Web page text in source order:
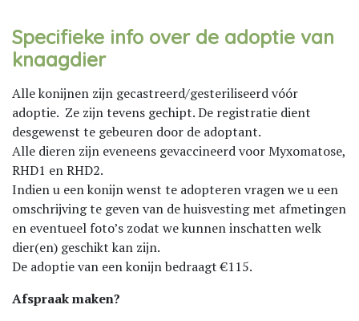
Specifieke info over de adoptie van
knaagdier
Alle konijnen zijn gecastreerd/gesteriliseerd vóór
adoptie. Ze zijn tevens gechipt. De registratie dient
desgewenst te gebeuren door de adoptant.
Alle dieren zijn eveneens gevaccineerd voor Myxomatose,
RHD1 en RHD2.
Indien u een konijn wenst te adopteren vragen we u een
omschrijving te geven van de huisvesting met afmetingen
en eventueel foto’s zodat we kunnen inschatten welk
dier(en) geschikt kan zijn.
De adoptie van een konijn bedraagt €115.
Afspraak maken?